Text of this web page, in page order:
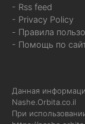
- Rss feed
- Privacy Policy
- Правила
- Помощь по
Данная
Nashe.Orbita.co.il
При